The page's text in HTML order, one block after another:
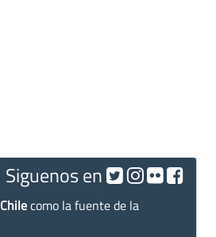
Siguenos en
como la fuente de la